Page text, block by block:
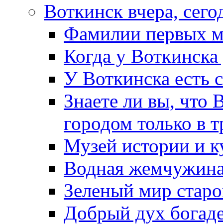
Воткинск вчера,
Фамилии первых
Когда у
У Воткинска есть
Знаете ли вы, что
городом только в
Музей истории и
Водная
Зеленый мир
Добрый дух